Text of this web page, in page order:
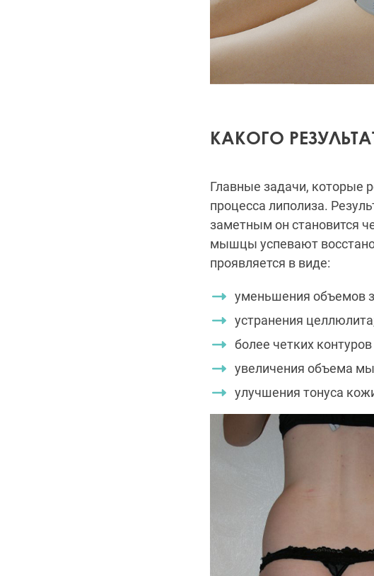
КАКОГО
Главные задачи, которые
процесса липолиза.
заметным он становится
мышцы успевают
проявляется в виде:
уменьшения объемов
устранения
более четких контуров
увеличения объема
улучшения тонуса